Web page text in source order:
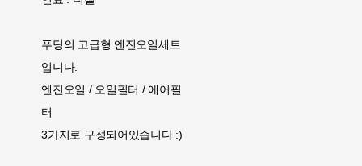
푸딩의 고급형 엔진오일세트
입니다.
엔진오일 / 오일필터 / 에어필
터
3가지로 구성되어있습니다 :)